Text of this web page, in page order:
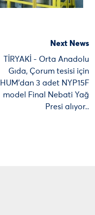
Next News
TİRYAKİ - Orta Anadolu
Gıda, Çorum tesisi için
HUM’dan 3 adet NYP15F
model Final Nebati Yağ
Presi alıyor..